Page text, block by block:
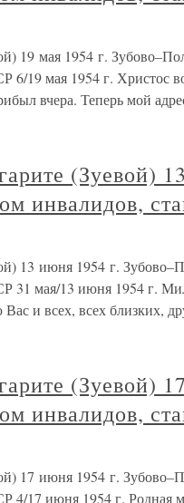
19 мая 1954 г.
19 мая 1954 г. Христос
вчера. Теперь мой
(Зуевой)
инвалидов,
13 июня 1954 г.
31 мая/13 июня 1954 г.
и всех, всех близких,
(Зуевой)
инвалидов,
17 июня 1954 г.
4/17 июня 1954 г. Родная